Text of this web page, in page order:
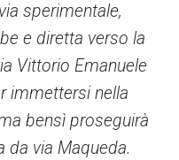
sperimentale,
e diretta verso la
Vittorio Emanuele
immettersi nella
bensì proseguirà
da via Maqueda.